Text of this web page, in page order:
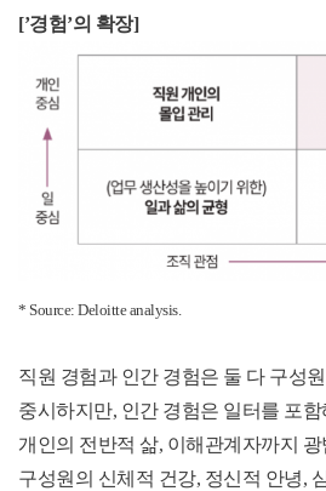
[’경험’의 확장]
* Source: Deloitte analysis.
직원 경험과 인간 경험은 둘 다 구성
중시하지만, 인간 경험은 일터를 포
개인의 전반적 삶, 이해관계자까지
구성원의 신체적 건강, 정신적 안녕,